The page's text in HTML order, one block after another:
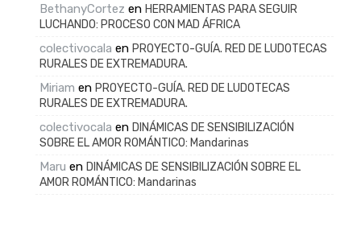
BethanyCortez enHERRAMIENTAS PARA SEGUIR
LUCHANDO: PROCESO CON MAD ÁFRICA
colectivocala enPROYECTO-GUÍA. RED DE LUDOTECAS
RURALES DE EXTREMADURA.
Miriam enPROYECTO-GUÍA. RED DE LUDOTECAS
RURALES DE EXTREMADURA.
colectivocala enDINÁMICAS DE SENSIBILIZACIÓN
SOBRE EL AMOR ROMÁNTICO: Mandarinas
Maru enDINÁMICAS DE SENSIBILIZACIÓN SOBRE EL
AMOR ROMÁNTICO: Mandarinas